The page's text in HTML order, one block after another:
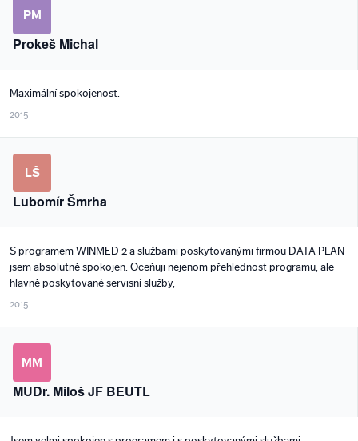
PM
Prokeš Michal
Maximální spokojenost.
2015
LŠ
Lubomír Šmrha
S programem WINMED 2 a službami poskytovanými firmou DATA PLAN
jsem absolutně spokojen. Oceňuji nejenom přehlednost programu, ale
hlavně poskytované servisní služby,
2015
MM
MUDr. Miloš JF BEUTL